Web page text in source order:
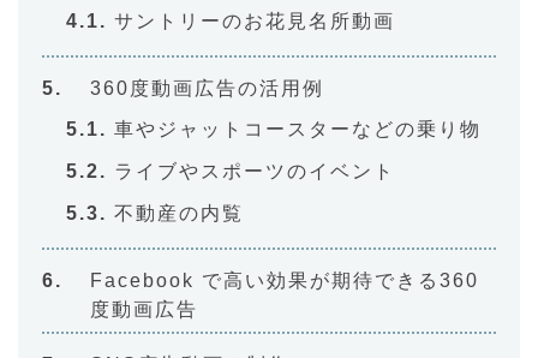
サントリーのお花見名所動画
360度動画広告の活用例
車やジャットコースターなどの乗り物
ライブやスポーツのイベント
不動産の内覧
Facebook で高い効果が期待できる360
度動画広告